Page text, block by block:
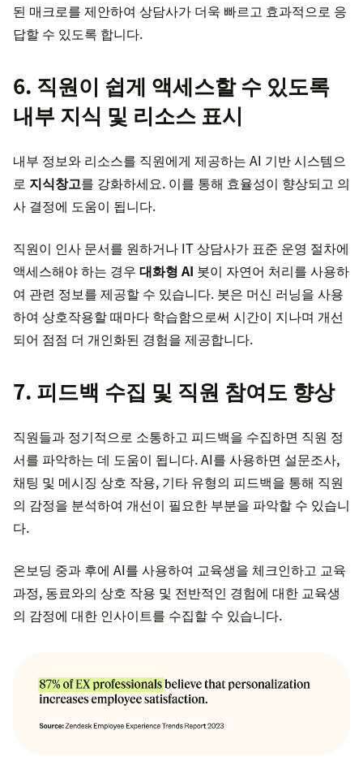
된 매크로를 제안하여 상담사가 더욱 빠르고 효과적으로 응
답할 수 있도록 합니다.
6. 직원이 쉽게 액세스할 수 있도록
내부 지식 및 리소스 표시
내부 정보와 리소스를 직원에게 제공하는 AI 기반 시스템으
로 지식창고를 강화하세요. 이를 통해 효율성이 향상되고 의
사 결정에 도움이 됩니다.
직원이 인사 문서를 원하거나 IT 상담사가 표준 운영 절차에
액세스해야 하는 경우 대화형 AI 봇이 자연어 처리를 사용하
여 관련 정보를 제공할 수 있습니다. 봇은 머신 러닝을 사용
하여 상호작용할 때마다 학습함으로써 시간이 지나며 개선
되어 점점 더 개인화된 경험을 제공합니다.
7. 피드백 수집 및 직원 참여도 향상
직원들과 정기적으로 소통하고 피드백을 수집하면 직원 정
서를 파악하는 데 도움이 됩니다. AI를 사용하면 설문조사,
채팅 및 메시징 상호 작용, 기타 유형의 피드백을 통해 직원
의 감정을 분석하여 개선이 필요한 부분을 파악할 수 있습니
다.
온보딩 중과 후에 AI를 사용하여 교육생을 체크인하고 교육
과정, 동료와의 상호 작용 및 전반적인 경험에 대한 교육생
의 감정에 대한 인사이트를 수집할 수 있습니다.